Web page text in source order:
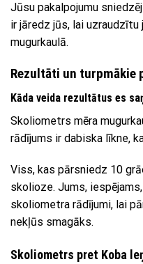
Jūsu pakalpojumu
ir jāredz jūs, lai
mugurkaulā.
Rezultāti un turpmākie
Kāda veida rezultātus es
Skoliometrs mēra
rādījums ir dabiska līkne,
Viss, kas pārsniedz 10
skolioze. Jums,
skoliometra rādījumi, lai
nekļūs smagāks.
Skoliometrs pret Koba